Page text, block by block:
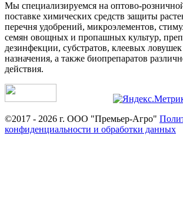
Мы специализируемся на оптово-
поставке химических средств защиты
перечня удобрений, микроэлементов,
семян овощных и пропашных культур,
дезинфекции, субстратов, клеевых
назначения, а также биопрепаратов
действия.
©2017 - 2026 г. ООО "Премьер-Агро"
конфиденциальности и обработки данных